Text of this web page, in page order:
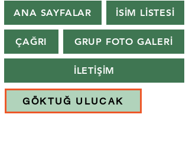
ANA SAYFALAR İSİM LİSTESİ
ÇAĞRI GRUP FOTO GALERİ
İLETİŞİM
GÖKTUĞ ULUCAK